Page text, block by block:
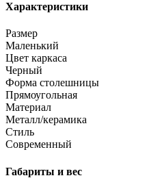
Характеристики
Размер
Маленький
Цвет каркаса
Черный
Форма столешницы
Прямоугольная
Материал
Металл/керамика
Стиль
Современный
Габариты и вес